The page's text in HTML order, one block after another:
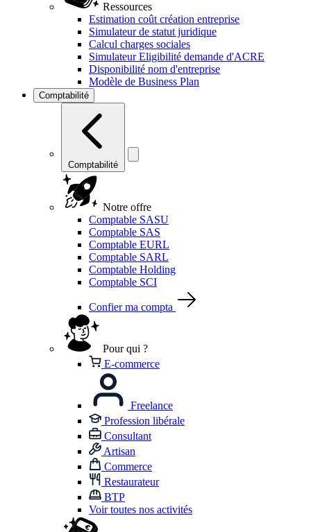
Ressources
Estimation coût création entreprise
Simulateur de statut juridique
Calcul charges sociales
Simulateur Eligibilité demande d'ACRE
Disponibilité nom d'entreprise
Modèle de Business Plan
Comptabilité
Comptabilité
Notre offre
Comptable SASU
Comptable SAS
Comptable EURL
Comptable SARL
Comptable Holding
Comptable SCI
Confier ma compta
Pour qui ?
E-commerce
Freelance
Profession libérale
Consultant
Artisan
Commerce
Restaurateur
BTP
Voir toutes nos activités